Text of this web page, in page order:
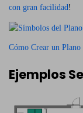
con gran facilidad!
Cómo Crear un Plano
Ejemplos